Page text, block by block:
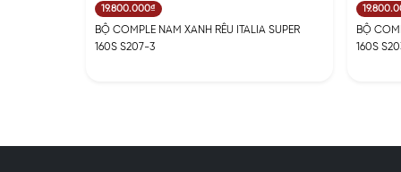
19.800.000₫
BỘ COMPLE NAM XANH RÊU ITALIA SUPER
160S S207-3
BỘ
160S